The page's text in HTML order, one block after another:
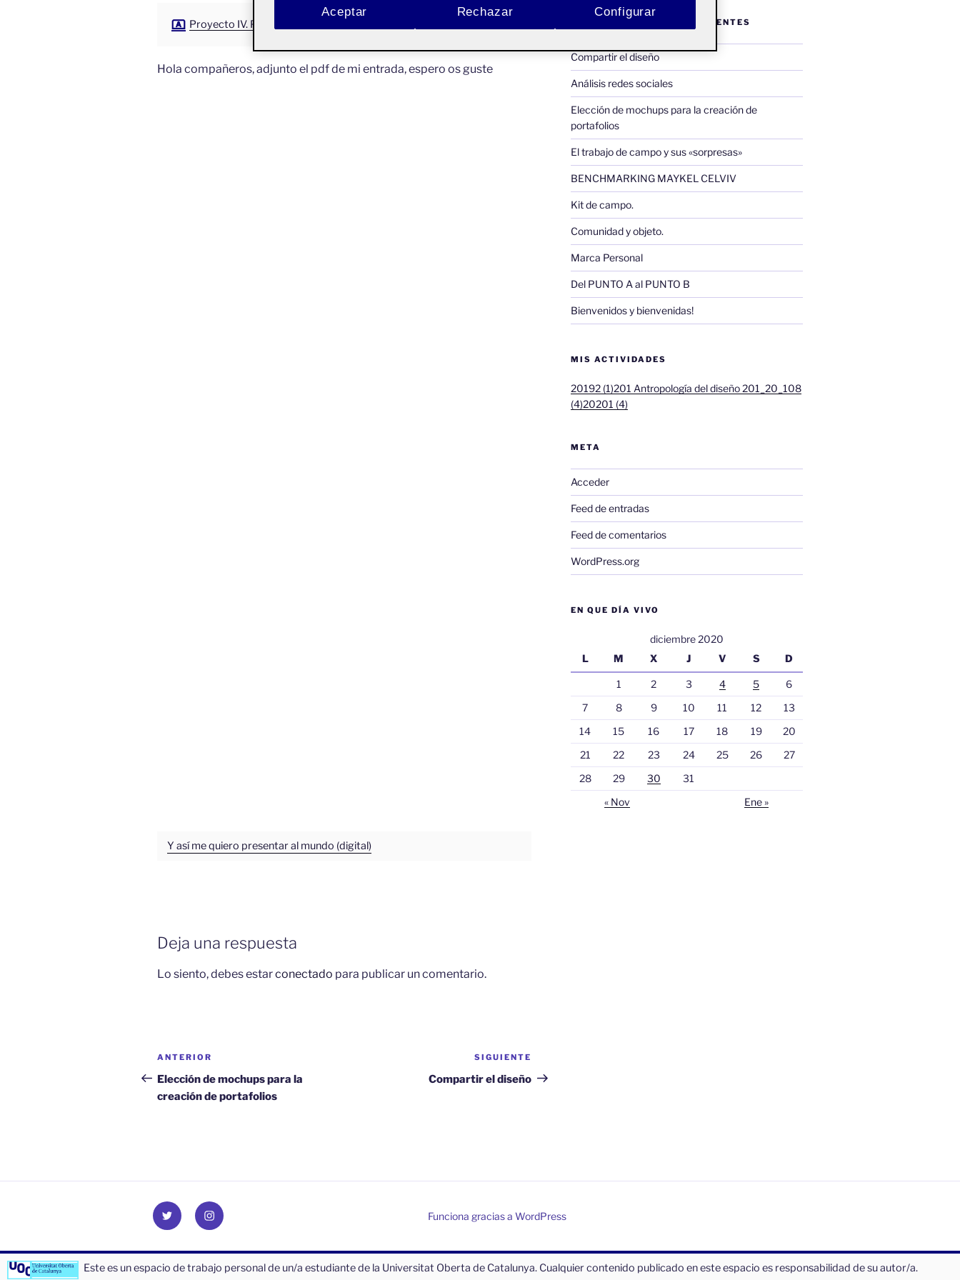
Proyecto IV. Portfolio
Hola compañeros, adjunto el pdf de mi entrada, espero os guste
Y así me quiero presentar al mundo (digital)
Deja una respuesta
Lo siento, debes estarconectado para publicar un comentario.
Navegación
de
entradas
Entrada
anterior:
ANTERIOR
Elección de mochups para la
creación de portafolios
entrada
SIGUIENTE
Compartir el diseño
ACTIFOLIO ENTRADAS RECIENTES
Compartir el diseño
Análisis redes sociales
Elección de mochups para la creación de
portafolios
El trabajo de campo y sus «sorpresas»
BENCHMARKING MAYKEL CELVIV
Kit de campo.
Comunidad y objeto.
Marca Personal
Del PUNTO A al PUNTO B
Bienvenidos y bienvenidas!
MIS ACTIVIDADES
20192 (1)201 Antropología del diseño 201_20_108
(4)20201 (4)
META
Acceder
Feed de entradas
Feed de comentarios
WordPress.org
EN QUE DÍA VIVO
diciembre 2020
L
M X J V S D
1 2 3 4 5
6
7
8 9 10 11 12
13
14
15 16 17 18 19
20
21
22 23 24 25 26
27
28
29 30
31
« Nov
Ene »
Twitter
MAYKEL
INSTAGRAM Funciona gracias a WordPress
Este es un espacio de trabajo personal de un/a estudiante de la Universitat Oberta de Catalunya. Cualquier contenido publicado en este espacio es responsabilidad de su autor/a.
Rechazar
Aceptar Configurar